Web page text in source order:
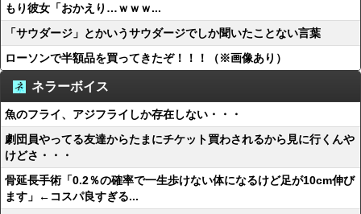
もり彼女「おかえり…ｗｗｗ...
「サウダージ」とかいうサウダージでしか聞いたことない言葉
ローソンで半額品を買ってきたぞ！！！（※画像あり）
ネラーボイス
魚のフライ、アジフライしか存在しない・・・
劇団員やってる友達からたまにチケット買わされるから見に行くんや
けどさ・・・
骨延長手術「0.2％の確率で一生歩けない体になるけど足が10cm伸び
ます」←コスパ良すぎる...